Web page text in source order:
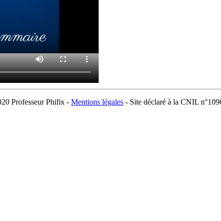
Professeur Phifix - Mentions légales - Site déclaré à la CNIL